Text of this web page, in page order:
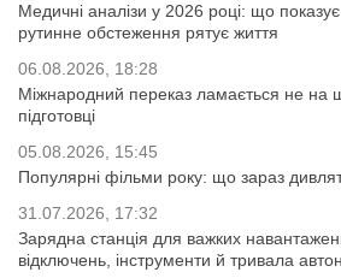
Медичні аналізи у 2026 році: що показує
рутинне обстеження рятує життя
06.08.2026, 18:28
Міжнародний переказ ламається не на
підготовці
05.08.2026, 15:45
Популярні фільми року: що зараз
31.07.2026, 17:32
Зарядна станція для важких
відключень, інструменти й тривала